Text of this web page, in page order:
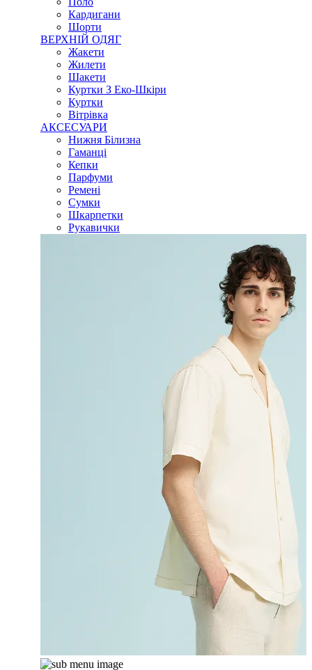
Кардигани
Шорти
ВЕРХНІЙ ОДЯГ
Жакети
Жилети
Шакети
Куртки З Еко-Шкіри
Куртки
Вітрівка
АКСЕСУАРИ
Нижня Білизна
Гаманці
Кепки
Парфуми
Ремені
Сумки
Шкарпетки
Рукавички